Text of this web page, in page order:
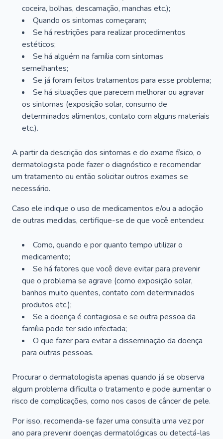
coceira, bolhas, descamação, manchas etc.);
Quando os sintomas começaram;
Se há restrições para realizar procedimentos
estéticos;
Se há alguém na família com sintomas
semelhantes;
Se já foram feitos tratamentos para esse problema;
Se há situações que parecem melhorar ou agravar
os sintomas (exposição solar, consumo de
determinados alimentos, contato com alguns materiais
etc.).
A partir da descrição dos sintomas e do exame físico, o
dermatologista pode fazer o diagnóstico e recomendar
um tratamento ou então solicitar outros exames se
necessário.
Caso ele indique o uso de medicamentos e/ou a adoção
de outras medidas, certifique-se de que você entendeu:
Como, quando e por quanto tempo utilizar o
medicamento;
Se há fatores que você deve evitar para prevenir
que o problema se agrave (como exposição solar,
banhos muito quentes, contato com determinados
produtos etc.);
Se a doença é contagiosa e se outra pessoa da
família pode ter sido infectada;
O que fazer para evitar a disseminação da doença
para outras pessoas.
Procurar o dermatologista apenas quando já se observa
algum problema dificulta o tratamento e pode aumentar o
risco de complicações, como nos casos de câncer de pele.
Por isso, recomenda-se fazer uma consulta uma vez por
ano para prevenir doenças dermatológicas ou detectá-las